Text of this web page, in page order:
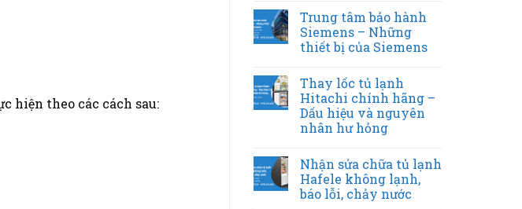
hiện theo các cách sau:
Trung tâm bảo hành
Siemens – Những
thiết bị của Siemens
Thay lốc tủ lạnh
Hitachi chính hãng –
Dấu hiệu và nguyên
nhân hư hỏng
Nhận sửa chữa tủ lạnh
Hafele không lạnh,
báo lỗi, chảy nước